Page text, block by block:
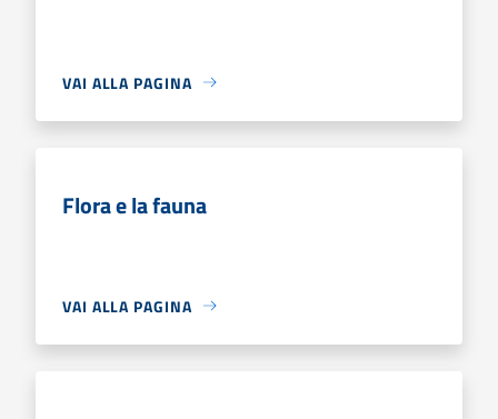
VAI ALLA PAGINA
Flora e la fauna
VAI ALLA PAGINA